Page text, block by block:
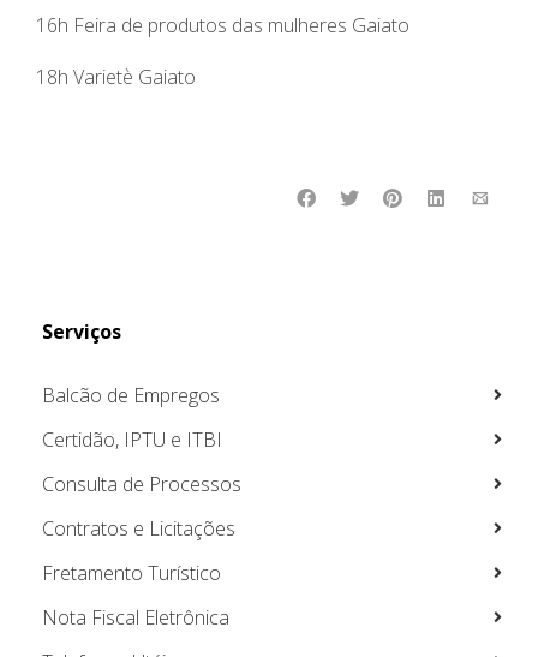
16h Feira de produtos das mulheres Gaiato
18h Varietè Gaiato
Serviços
Balcão de Empregos
Certidão, IPTU e ITBI
Consulta de Processos
Contratos e Licitações
Fretamento Turístico
Nota Fiscal Eletrônica